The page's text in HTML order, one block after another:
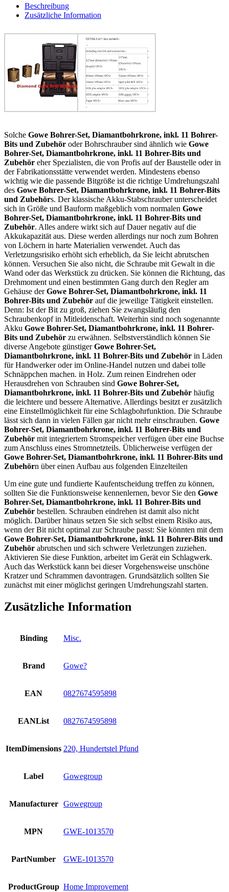
Beschreibung
Zusätzliche Information
Solche Gowe Bohrer-Set, Diamantbohrkrone, inkl. 11 Bohrer-
Bits und Zubehör oder Bohrschrauber sind ähnlich wie Gowe
Bohrer-Set, Diamantbohrkrone, inkl. 11 Bohrer-Bits und
Zubehör eher Spezialisten, die von Profis auf der Baustelle oder in
der Fabrikationsstätte verwendet werden. Mindestens ebenso
wichtig wie die passende Bitgröße ist die richtige Umdrehungszahl
des Gowe Bohrer-Set, Diamantbohrkrone, inkl. 11 Bohrer-Bits
und Zubehörs. Der klassische Akku-Stabschrauber unterscheidet
sich in Größe und Bauform maßgeblich vom normalen Gowe
Bohrer-Set, Diamantbohrkrone, inkl. 11 Bohrer-Bits und
Zubehör. Alles andere wirkt sich auf Dauer negativ auf die
Akkukapazität aus. Diese werden allerdings nur noch zum Bohren
von Löchern in harte Materialien verwendet. Auch das
Verletzungsrisiko erhöht sich erheblich, da Sie leicht abrutschen
können. Versuchen Sie also nicht, die Schraube mit Gewalt in die
Wand oder das Werkstück zu drücken. Sie können die Richtung, das
Drehmoment und einen bestimmten Gang durch den Regler am
Gehäuse derGowe Bohrer-Set, Diamantbohrkrone, inkl. 11
Bohrer-Bits und Zubehör auf die jeweilige Tätigkeit einstellen.
Denn: Ist der Bit zu groß, ziehen Sie zwangsläufig den
Schraubenkopf in Mitleidenschaft. Weiterhin sind noch sogenannte
Akku Gowe Bohrer-Set, Diamantbohrkrone, inkl. 11 Bohrer-
Bits und Zubehör zu erwähnen. Selbstverständlich können Sie
diverse Angebote günstigerGowe Bohrer-Set,
Diamantbohrkrone, inkl. 11 Bohrer-Bits und Zubehör in Läden
für Handwerker oder im Online-Handel nutzen und dabei tolle
Schnäppchen machen. in Holz. Zum reinen Eindrehen oder
Herausdrehen von Schrauben sind Gowe Bohrer-Set,
Diamantbohrkrone, inkl. 11 Bohrer-Bits und Zubehör häufig
die leichtere und bessere Alternative. Allerdings besitzt er zusätzlich
eine Einstellmöglichkeit für eine Schlagbohrfunktion. Die Schraube
lässt sich dann in vielen Fällen gar nicht mehr einschrauben. Gowe
Bohrer-Set, Diamantbohrkrone, inkl. 11 Bohrer-Bits und
Zubehör mit integriertem Stromspeicher verfügen über eine Buchse
zum Anschluss eines Stromnetzteils. Üblicherweise verfügen der
Gowe Bohrer-Set, Diamantbohrkrone, inkl. 11 Bohrer-Bits und
Zubehörn über einen Aufbau aus folgenden Einzelteilen
Um eine gute und fundierte Kaufentscheidung treffen zu können,
sollten Sie die Funktionsweise kennenlernen, bevor Sie den Gowe
Bohrer-Set, Diamantbohrkrone, inkl. 11 Bohrer-Bits und
Zubehör bestellen. Schrauben eindrehen ist damit also nicht
möglich. Darüber hinaus setzen Sie sich selbst einem Risiko aus,
wenn der Bit nicht optimal zur Schraube passt: Sie könnten mit dem
Gowe Bohrer-Set, Diamantbohrkrone, inkl. 11 Bohrer-Bits und
Zubehör abrutschen und sich schwere Verletzungen zuziehen.
Aktivieren Sie diese Funktion, arbeitet im Gerät ein Schlagwerk.
Auch das Werkstück kann bei dieser Vorgehensweise unschöne
Kratzer und Schrammen davontragen. Grundsätzlich sollten Sie
zunächst mit einer möglichst geringen Umdrehungszahl starten.
Zusätzliche Information
Binding Misc.
Brand Gowe?
EAN 0827674595898
EANList 0827674595898
ItemDimensions 220, Hundertstel Pfund
Label Gowegroup
Manufacturer Gowegroup
MPN GWE-1013570
PartNumber GWE-1013570
ProductGroup Home Improvement